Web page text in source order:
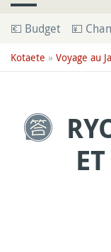
💶 Budget 💴
Kotaete » Voyage au